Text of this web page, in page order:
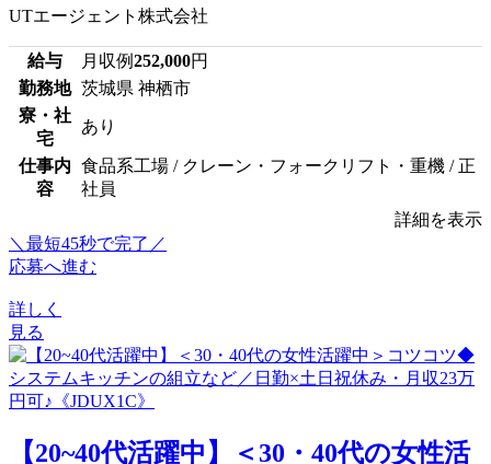
UTエージェント株式会社
給与 月収例252,000円
勤務地 茨城県 神栖市
寮・社
宅
あり
仕事内
容
食品系工場 / クレーン・フォークリフト・重機 / 正
社員
詳細を表示
＼最短45秒で完了／
応募へ進む
詳しく
見る
【20~40代活躍中】＜30・40代の女性活